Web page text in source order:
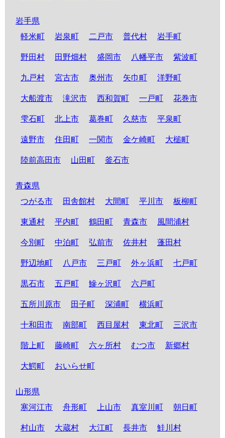
岩手県
軽米町
岩泉町 二戸市 普代村 岩手町
野田村 田野畑村 盛岡市 八幡平市 紫波町
九戸村 宮古市 奥州市 矢巾町 洋野町
大船渡市 滝沢市 西和賀町 一戸町 花巻市
雫石町 北上市 葛巻町 久慈市 平泉町
遠野市 住田町 一関市 金ケ崎町 大槌町
陸前高田市 山田町 釜石市
青森県
つがる市
田舎館村 大間町 平川市 板柳町
東通村 平内町 鶴田町 青森市 風間浦村
今別町 中泊町 弘前市 佐井村 蓬田村
野辺地町 八戸市 三戸町 外ヶ浜町 七戸町
黒石市 五戸町 鰺ヶ沢町 六戸町
五所川原市 田子町 深浦町 横浜町
十和田市 南部町 西目屋村 東北町 三沢市
階上町 藤崎町 六ヶ所村 むつ市 新郷村
大鰐町 おいらせ町
山形県
寒河江市
舟形町 上山市 真室川町 朝日町
村山市 大蔵村 大江町 長井市 鮭川村